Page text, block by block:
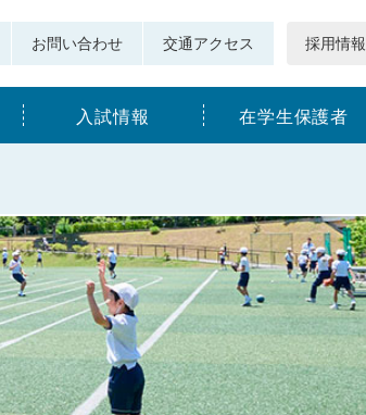
入試情報 在学生保護者
お問い合わせ 交通アクセス 採用情報